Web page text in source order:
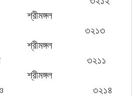
শ্রীমঙ্গল
৩২১৩
শ্রীমঙ্গল
ছড়া ৩২১১
শ্রীমঙ্গল
৩২১৪